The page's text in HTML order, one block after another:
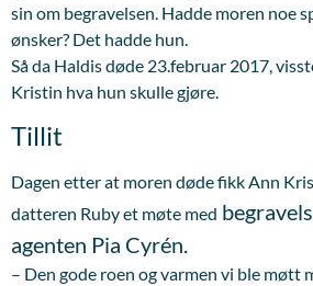
sin om begravelsen. Hadde moren noe
ønsker? Det hadde hun.
Så da Haldis døde 23.februar 2017,
Kristin hva hun skulle gjøre.
Tillit
Dagen etter at moren døde fikk Ann
datteren Ruby et møte med
agenten Pia Cyrén.
– Den gode roen og varmen vi ble møtt